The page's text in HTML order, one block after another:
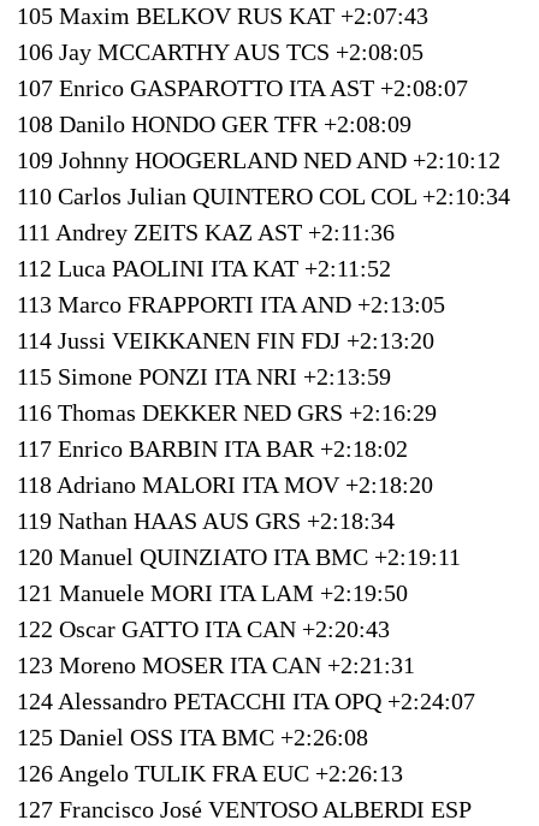
105 Maxim BELKOV RUS KAT +2:07:43
106 Jay MCCARTHY AUS TCS +2:08:05
107 Enrico GASPAROTTO ITA AST +2:08:07
108 Danilo HONDO GER TFR +2:08:09
109 Johnny HOOGERLAND NED AND +2:10:12
110 Carlos Julian QUINTERO COL COL +2:10:34
111 Andrey ZEITS KAZ AST +2:11:36
112 Luca PAOLINI ITA KAT +2:11:52
113 Marco FRAPPORTI ITA AND +2:13:05
114 Jussi VEIKKANEN FIN FDJ +2:13:20
115 Simone PONZI ITA NRI +2:13:59
116 Thomas DEKKER NED GRS +2:16:29
117 Enrico BARBIN ITA BAR +2:18:02
118 Adriano MALORI ITA MOV +2:18:20
119 Nathan HAAS AUS GRS +2:18:34
120 Manuel QUINZIATO ITA BMC +2:19:11
121 Manuele MORI ITA LAM +2:19:50
122 Oscar GATTO ITA CAN +2:20:43
123 Moreno MOSER ITA CAN +2:21:31
124 Alessandro PETACCHI ITA OPQ +2:24:07
125 Daniel OSS ITA BMC +2:26:08
126 Angelo TULIK FRA EUC +2:26:13
127 Francisco José VENTOSO ALBERDI ESP